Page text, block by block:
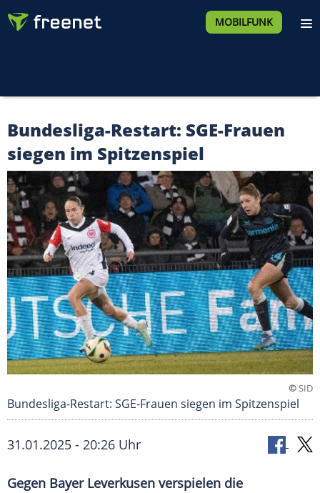
MOBILFUNK
Bundesliga-Restart: SGE-Frauen
siegen im Spitzenspiel
©SID
Bundesliga-Restart: SGE-Frauen siegen im Spitzenspiel
31.01.2025 - 20:26 Uhr
Gegen Bayer Leverkusen verspielen die